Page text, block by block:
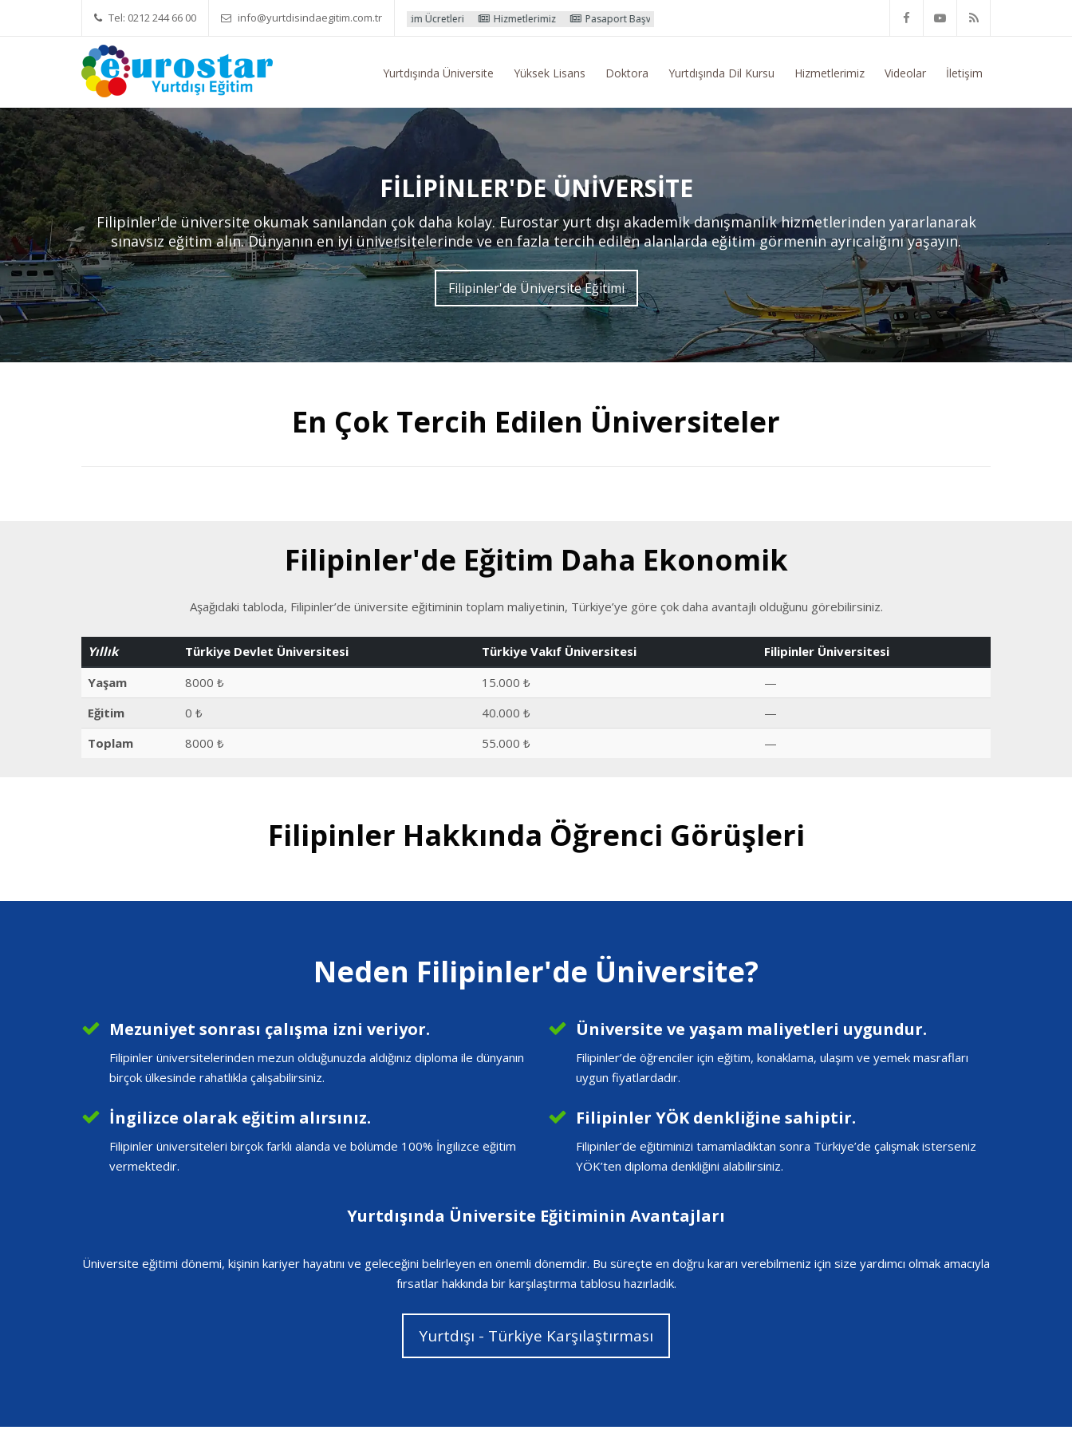
Tel: 0212 244 66 00 info@yurtdisindaegitim.com.tr
Yök Denkliği Önemli Eğitim Ücretleri Hizmetlerimiz Pasaport Başvuru İşlemleri Yurtdışı Eğitim Konusunda Genel Bilgi Talep Ediyorum
Yurtdışında Üniversite Yüksek Lisans Doktora Yurtdışında Dil Kursu Hizmetlerimiz Videolar İletişim
FILIPINLER'DE ÜNIVERSITE
Filipinler'de üniversite okumak sanılandan çok daha kolay. Eurostar yurt dışı akademik danışmanlık hizmetlerinden yararlanarak
sınavsız eğitim alın. Dünyanın en iyi üniversitelerinde ve en fazla tercih edilen alanlarda eğitim görmenin ayrıcalığını yaşayın.
Filipinler'de Üniversite Eğitimi
En Çok Tercih Edilen Üniversiteler
Filipinler'de Eğitim Daha Ekonomik
Aşağıdaki tabloda, Filipinler’de üniversite eğitiminin toplam maliyetinin, Türkiye’ye göre çok daha avantajlı olduğunu görebilirsiniz.
Yıllık Türkiye Devlet Üniversitesi Türkiye Vakıf Üniversitesi
Filipinler Üniversitesi
Yaşam
8000 ₺ 15.000 ₺
—
Eğitim
0 ₺ 40.000 ₺
—
Toplam
8000 ₺ 55.000 ₺ —
Filipinler Hakkında Öğrenci Görüşleri
Neden Filipinler'de Üniversite?
Mezuniyet sonrası çalışma izni veriyor.
Filipinler üniversitelerinden mezun olduğunuzda aldığınız diploma ile dünyanın
birçok ülkesinde rahatlıkla çalışabilirsiniz.
Üniversite ve yaşam maliyetleri uygundur.
Filipinler’de öğrenciler için eğitim, konaklama, ulaşım ve yemek masrafları
uygun fiyatlardadır.
İngilizce olarak eğitim alırsınız.
Filipinler üniversiteleri birçok farklı alanda ve bölümde 100% İngilizce eğitim
vermektedir.
Filipinler YÖK denkliğine sahiptir.
Filipinler’de eğitiminizi tamamladıktan sonra Türkiye’de çalışmak isterseniz
YÖK’ten diploma denkliğini alabilirsiniz.
Yurtdışında Üniversite Eğitiminin Avantajları
Üniversite eğitimi dönemi, kişinin kariyer hayatını ve geleceğini belirleyen en önemli dönemdir. Bu süreçte en doğru kararı verebilmeniz için size yardımcı olmak amacıyla
fırsatlar hakkında bir karşılaştırma tablosu hazırladık.
Yurtdışı - Türkiye Karşılaştırması